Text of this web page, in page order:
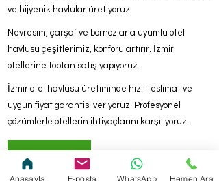
ve hijyenik havlular üretiyoruz.
Nevresim, çarşaf ve bornozlarla uyumlu otel
havlusu çeşitlerimiz, konforu artırır. İzmir
otellerine toptan satış yapıyoruz.
İzmir otel havlusu üretiminde hızlı teslimat ve
uygun fiyat garantisi veriyoruz. Profesyonel
çözümlerle otellerin ihtiyaçlarını karşılıyoruz.
Anasayfa E-posta WhatsApp Hemen Ara